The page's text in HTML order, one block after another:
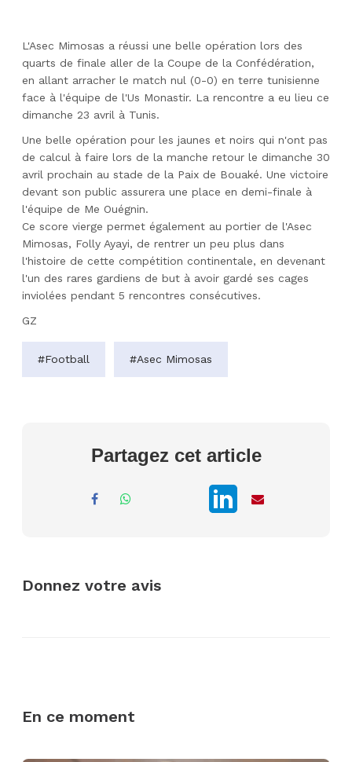
L'Asec Mimosas a réussi une belle opération lors des
quarts de finale aller de la Coupe de la Confédération,
en allant arracher le match nul (0-0) en terre tunisienne
face à l'équipe de l'Us Monastir. La rencontre a eu lieu ce
dimanche 23 avril à Tunis.
Une belle opération pour les jaunes et noirs qui n'ont pas
de calcul à faire lors de la manche retour le dimanche 30
avril prochain au stade de la Paix de Bouaké. Une victoire
devant son public assurera une place en demi-finale à
l'équipe de Me Ouégnin.
Ce score vierge permet également au portier de l'Asec
Mimosas, Folly Ayayi, de rentrer un peu plus dans
l'histoire de cette compétition continentale, en devenant
l'un des rares gardiens de but à avoir gardé ses cages
inviolées pendant 5 rencontres consécutives.
GZ
#Football #Asec Mimosas
Partagez cet article
Donnez votre avis
En ce moment